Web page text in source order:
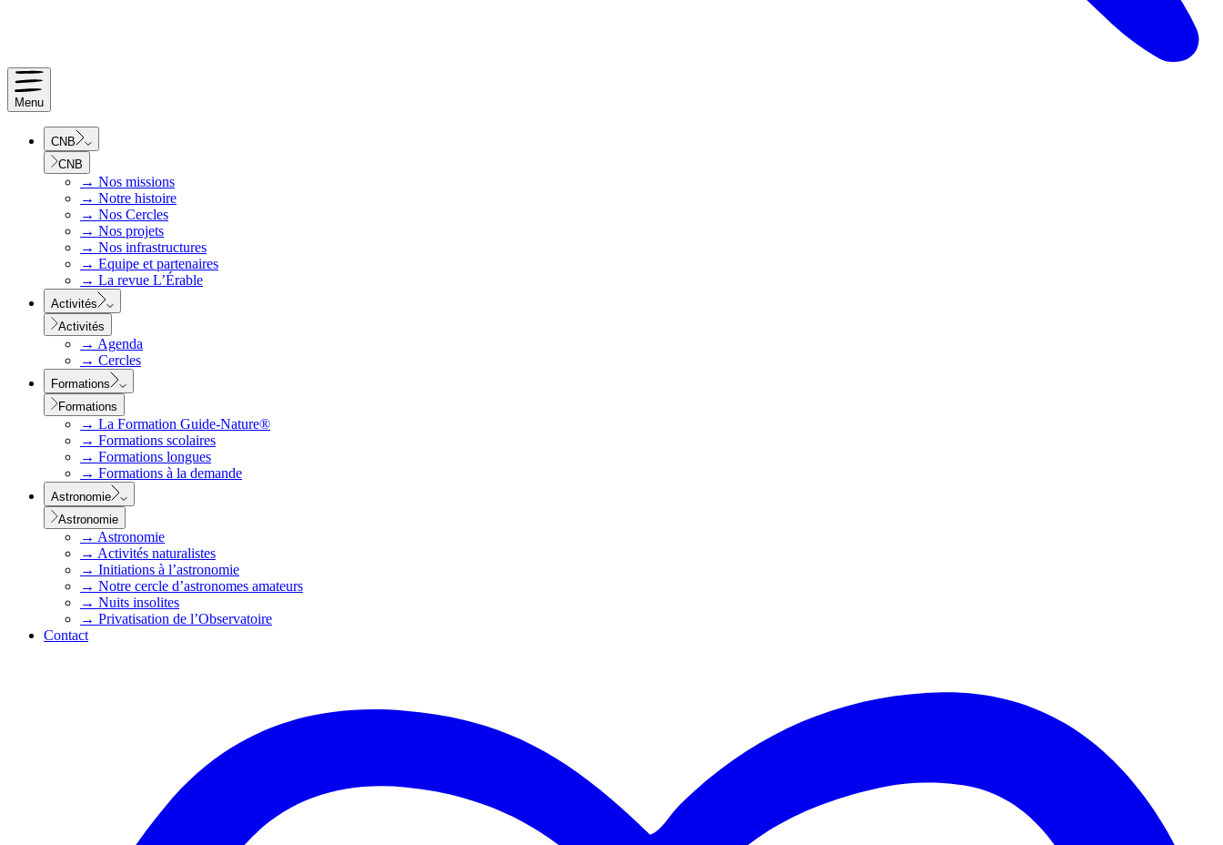
Menu
CNB
CNB
→ Nos missions
→ Notre histoire
→ Nos Cercles
→ Nos projets
→ Nos infrastructures
→ Equipe et partenaires
→ La revue L’Érable
Activités
Activités
→ Agenda
→ Cercles
Formations
Formations
→ La Formation Guide-Nature®
→ Formations scolaires
→ Formations longues
→ Formations à la demande
Astronomie
Astronomie
→ Astronomie
→ Activités naturalistes
→ Initiations à l’astronomie
→ Notre cercle d’astronomes amateurs
→ Nuits insolites
→ Privatisation de l’Observatoire
Contact